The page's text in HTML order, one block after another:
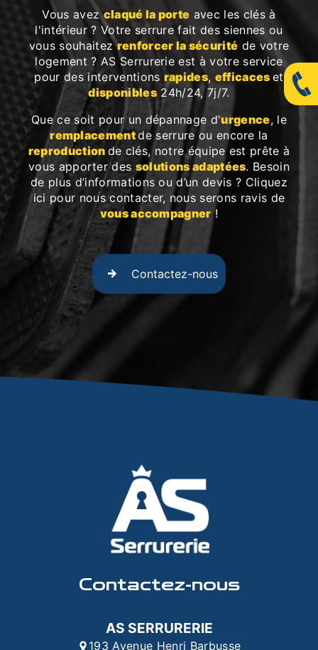
Vous avezclaqué la porte avec les clés à
l'intérieur ? Votre serrure fait des siennes ou
vous souhaitezrenforcer la sécurité de votre
logement ? AS Serrurerie est à votre service
pour des interventions rapides, efficaces et
disponibles 24h/24, 7j/7.
Que ce soit pour un dépannage d'urgence, le
remplacementde serrure ou encore la
reproduction de clés, notre équipe est prête à
vous apporter des solutions adaptées. Besoin
de plus d’informations ou d’un devis ? Cliquez
ici pour nous contacter, nous serons ravis de
vous accompagner !
Contactez-nous
Contactez-nous
AS SERRURERIE
193 Avenue Henri Barbusse